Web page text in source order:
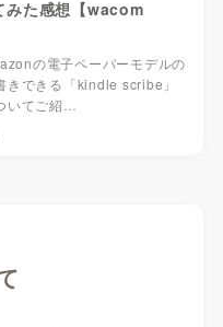
みた感想【wacom
の電子ペーパーモデルの
きできる「kindle scribe」
いてご紹…